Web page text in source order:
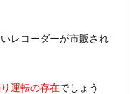
レコーダーが市販され
運転の存在でしょう